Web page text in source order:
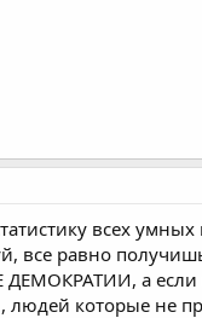
всех
все равно
а если
людей которые не